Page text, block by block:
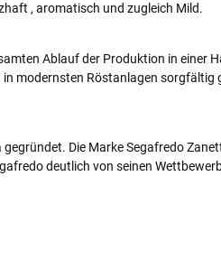
, aromatisch und zugleich Mild.
Ablauf der Produktion in einer
modernsten Röstanlagen sorgfältig
Die Marke Segafredo
deutlich von seinen